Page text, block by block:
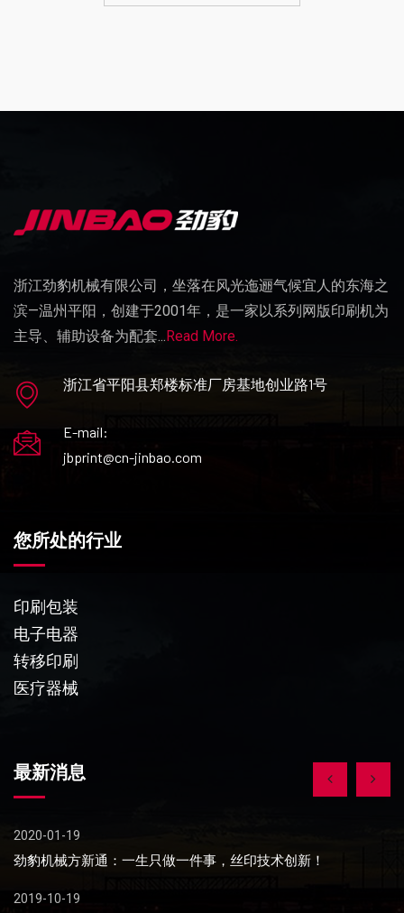
浙江劲豹机械有限公司，坐落在风光迤逦气候宜人的东海之
滨—温州平阳，创建于2001年，是一家以系列网版印刷机为
主导、辅助设备为配套...Read More.
浙江省平阳县郑楼标准厂房基地创业路1号
E-mail:
jbprint@cn-jinbao.com
您所处的行业
印刷包装
电子电器
转移印刷
医疗器械
最新消息
2020-01-19
劲豹机械方新通：一生只做一件事，丝印技术创新！
2019-10-19